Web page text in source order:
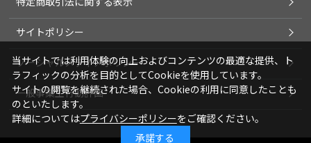
サイトポリシー
ソーシャルメディアポリシー
一般事業主行動計画
当サイトでは利用体験の向上およびコンテンツの最適な提供、ト
ラフィックの分析を目的としてCookieを使用しています。
サイトの閲覧を継続された場合、Cookieの利用に同意したことも
のといたします。
詳細についてはプライバシーポリシーをご確認ください。
承諾する